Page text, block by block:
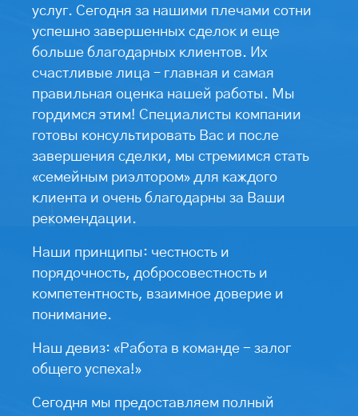
услуг. Сегодня за нашими плечами сотни
успешно завершенных сделок и еще
больше благодарных клиентов. Их
счастливые лица – главная и самая
правильная оценка нашей работы. Мы
гордимся этим! Специалисты компании
готовы консультировать Вас и после
завершения сделки, мы стремимся стать
«семейным риэлтором» для каждого
клиента и очень благодарны за Ваши
рекомендации.
Наши принципы: честность и
порядочность, добросовестность и
компетентность, взаимное доверие и
понимание.
Наш девиз: «Работа в команде - залог
общего успеха!»
Сегодня мы предоставляем полный